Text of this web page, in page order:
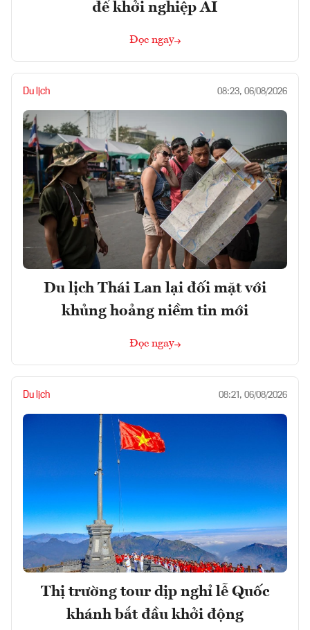
để khởi nghiệp AI
Đọc ngay
Du lịch 08:23, 06/08/2026
Du lịch Thái Lan lại đối mặt với
khủng hoảng niềm tin mới
Đọc ngay
Du lịch 08:21, 06/08/2026
Thị trường tour dịp nghỉ lễ Quốc
khánh bắt đầu khởi động